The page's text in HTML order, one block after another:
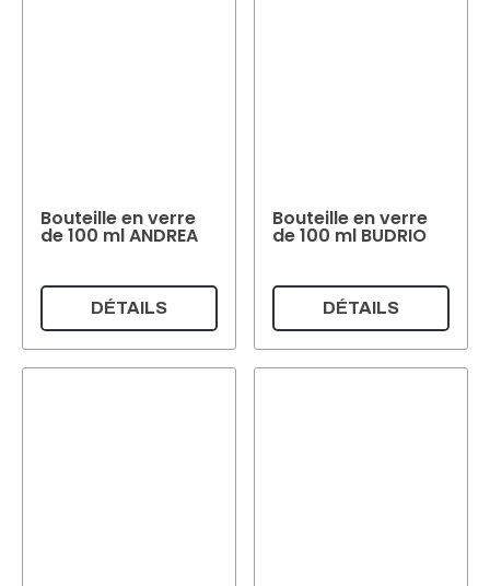
Bouteille en verre
de 100 ml ANDREA
DÉTAILS
Bouteille en verre
de 100 ml BUDRIO
DÉTAILS